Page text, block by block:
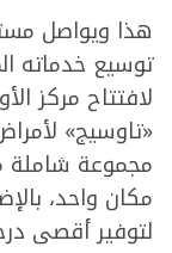
هذا ويواصل
توسيع خدماته
لافتتاح مركز
«تاوسيج»
مجموعة
مكان واحد،
لتوفير أقصى